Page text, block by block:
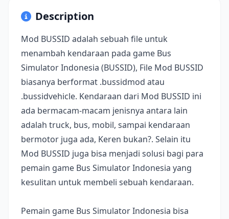
Description
Mod BUSSID adalah sebuah file untuk
menambah kendaraan pada game Bus
Simulator Indonesia (BUSSID), File Mod BUSSID
biasanya berformat .bussidmod atau
.bussidvehicle. Kendaraan dari Mod BUSSID ini
ada bermacam-macam jenisnya antara lain
adalah truck, bus, mobil, sampai kendaraan
bermotor juga ada, Keren bukan?. Selain itu
Mod BUSSID juga bisa menjadi solusi bagi para
pemain game Bus Simulator Indonesia yang
kesulitan untuk membeli sebuah kendaraan.
Pemain game Bus Simulator Indonesia bisa